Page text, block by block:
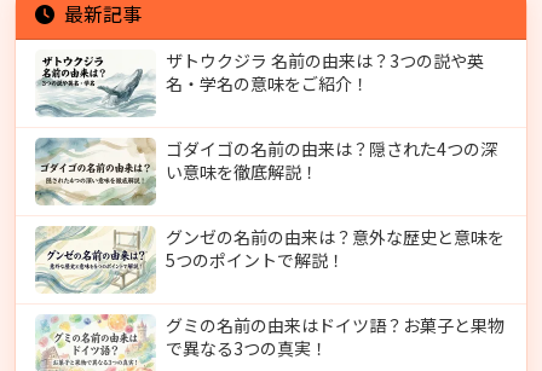
最新記事
ザトウクジラ 名前の由来は？3つの説や英
名・学名の意味をご紹介！
ゴダイゴの名前の由来は？隠された4つの深
い意味を徹底解説！
グンゼの名前の由来は？意外な歴史と意味を
5つのポイントで解説！
グミの名前の由来はドイツ語？お菓子と果物
で異なる3つの真実！